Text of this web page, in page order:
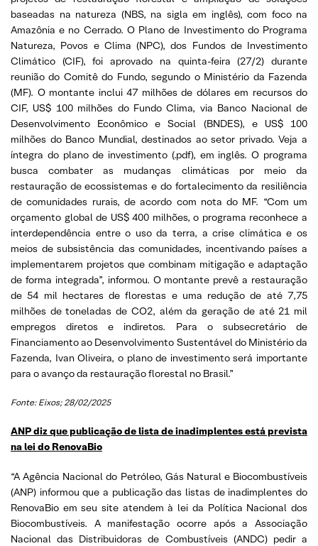
baseadas na natureza (NBS, na sigla em inglês), com foco na
Amazônia e no Cerrado. O Plano de Investimento do Programa
Natureza, Povos e Clima (NPC), dos Fundos de Investimento
Climático (CIF), foi aprovado na quinta-feira (27/2) durante
reunião do Comitê do Fundo, segundo o Ministério da Fazenda
(MF). O montante inclui 47 milhões de dólares em recursos do
CIF, US$ 100 milhões do Fundo Clima, via Banco Nacional de
Desenvolvimento Econômico e Social (BNDES), e US$ 100
milhões do Banco Mundial, destinados ao setor privado. Veja a
íntegra do plano de investimento (.pdf), em inglês. O programa
busca combater as mudanças climáticas por meio da
restauração de ecossistemas e do fortalecimento da resiliência
de comunidades rurais, de acordo com nota do MF. “Com um
orçamento global de US$ 400 milhões, o programa reconhece a
interdependência entre o uso da terra, a crise climática e os
meios de subsistência das comunidades, incentivando países a
implementarem projetos que combinam mitigação e adaptação
de forma integrada”, informou. O montante prevê a restauração
de 54 mil hectares de florestas e uma redução de até 7,75
milhões de toneladas de CO2, além da geração de até 21 mil
empregos diretos e indiretos. Para o subsecretário de
Financiamento ao Desenvolvimento Sustentável do Ministério da
Fazenda, Ivan Oliveira, o plano de investimento será importante
para o avanço da restauração florestal no Brasil.”
Fonte: Eixos; 28/02/2025
ANP diz que publicação de lista de inadimplentes está prevista
na lei do RenovaBio
“A Agência Nacional do Petróleo, Gás Natural e Biocombustíveis
(ANP) informou que a publicação das listas de inadimplentes do
RenovaBio em seu site atendem à lei da Política Nacional dos
Biocombustíveis. A manifestação ocorre após a Associação
Nacional das Distribuidoras de Combustíveis (ANDC) pedir a